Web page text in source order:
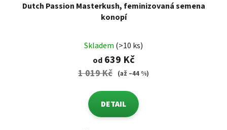
Dutch Passion Masterkush, feminizovaná semena
konopí
Skladem (>10 ks)
od639 Kč
1 019 Kč (až –44 %)
DETAIL